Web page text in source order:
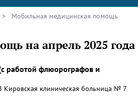
> Мобильная медицинская помощь
на апрель 2025 года
работой флюорографов и
клиническая больница № 7